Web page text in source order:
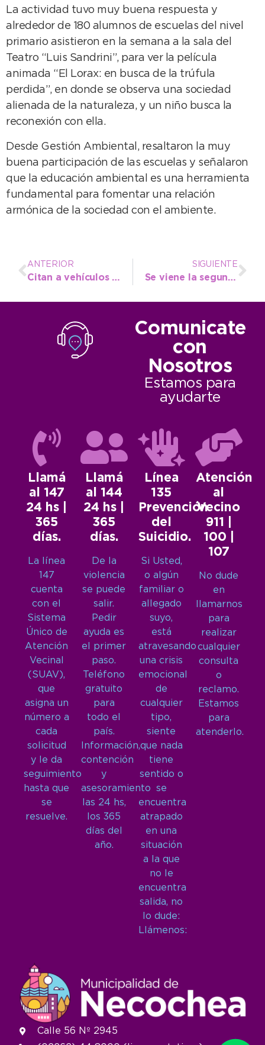
La actividad tuvo muy buena respuesta y
alrededor de 180 alumnos de escuelas del nivel
primario asistieron en la semana a la sala del
Teatro “Luis Sandrini”, para ver la película
animada “El Lorax: en busca de la trúfula
perdida”, en donde se observa una sociedad
alienada de la naturaleza, y un niño busca la
reconexión con ella.
Desde Gestión Ambiental, resaltaron la muy
buena participación de las escuelas y señalaron
que la educación ambiental es una herramienta
fundamental para fomentar una relación
armónica de la sociedad con el ambiente.
ANTERIOR
Citan a vehículos habilitados como taxis para la inspección del segundo trimestre
SIGUIENTE
Se viene la segunda edición del torneo nacional de Natación Adaptada
Comunicate
con
Nosotros
Estamos para
ayudarte
Llamá
al 147
24 hs |
365
días.
La línea
147
cuenta
con el
Sistema
Único de
Atención
Vecinal
(SUAV),
que
asigna un
número a
cada
solicitud
y le da
seguimiento
hasta que
se
resuelve.
Llamá
al 144
24 hs |
365
días.
De la
violencia
se puede
salir.
Pedir
ayuda es
el primer
paso.
Teléfono
gratuito
para
todo el
país.
Información,
contención
y
asesoramiento
las 24 hs,
los 365
días del
año.
Línea
135
Prevención
del
Suicidio.
Si Usted,
o algún
familiar o
allegado
suyo,
está
atravesando
una crisis
emocional
de
cualquier
tipo,
siente
que nada
tiene
sentido o
se
encuentra
atrapado
en una
situación
a la que
no le
encuentra
salida, no
lo dude:
Llámenos:
Atención
al
Vecino
911 |
100 |
107
No dude
en
llamarnos
para
realizar
cualquier
consulta
o
reclamo.
Estamos
para
atenderlo.
Calle 56 Nº 2945